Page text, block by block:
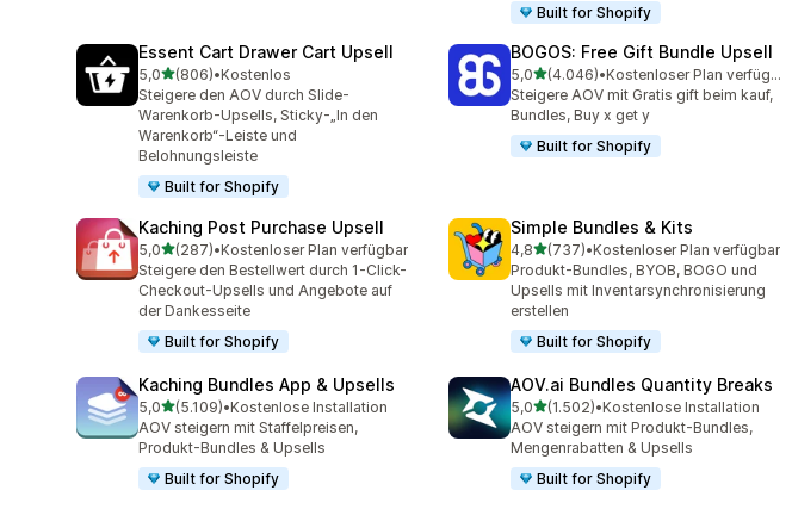
Built for Shopify
Essent Cart Drawer Cart Upsell
5,0von 5 Sternen
(806)
806 Rezensionen insgesamt
•Kostenlos
Steigere den AOV durch Slide-
Warenkorb-Upsells, Sticky-„In den
Warenkorb“-Leiste und
Belohnungsleiste
Built for Shopify
BOGOS: Free Gift Bundle Upsell
5,0von 5 Sternen
(4.046)
4046 Rezensionen insgesamt
•
Kostenloser Plan verfügbar
Steigere AOV mit Gratis gift beim kauf,
Bundles, Buy x get y
Built for Shopify
Kaching Post Purchase Upsell
5,0von 5 Sternen
(287)
287 Rezensionen insgesamt
•Kostenloser Plan verfügbar
Steigere den Bestellwert durch 1-Click-
Checkout-Upsells und Angebote auf
der Dankesseite
Built for Shopify
Simple Bundles & Kits
4,8von 5 Sternen
(737)
737 Rezensionen insgesamt
•Kostenloser Plan verfügbar
Produkt-Bundles, BYOB, BOGO und
Upsells mit Inventarsynchronisierung
erstellen
Built for Shopify
Kaching Bundles App & Upsells
5,0von 5 Sternen
(5.109)
5109 Rezensionen insgesamt
•Kostenlose Installation
AOV steigern mit Staffelpreisen,
Produkt-Bundles & Upsells
Built for Shopify
AOV.ai Bundles Quantity Breaks
5,0von 5 Sternen
(1.502)
1502 Rezensionen insgesamt
•Kostenlose Installation
AOV steigern mit Produkt-Bundles,
Mengenrabatten & Upsells
Built for Shopify